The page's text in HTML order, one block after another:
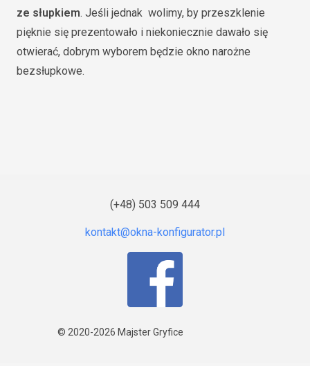
ze słupkiem. Jeśli jednak wolimy, by przeszklenie
pięknie się prezentowało i niekoniecznie dawało się
otwierać, dobrym wyborem będzie okno narożne
bezsłupkowe.
(+48) 503 509 444
© 2020-2026 Majster Gryfice